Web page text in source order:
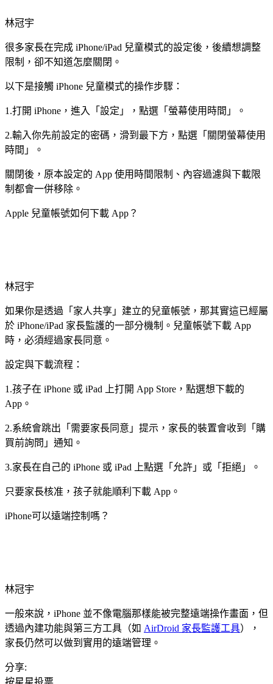
林冠宇
很多家長在完成 iPhone/iPad 兒童模式的設定後，後續想調整
限制，卻不知道怎麼關閉。
以下是接觸 iPhone 兒童模式的操作步驟：
1.打開 iPhone，進入「設定」，點選「螢幕使用時間」。
2.輸入你先前設定的密碼，滑到最下方，點選「關閉螢幕使用
時間」。
關閉後，原本設定的 App 使用時間限制、內容過濾與下載限
制都會一併移除。
Apple 兒童帳號如何下載 App？
林冠宇
如果你是透過「家人共享」建立的兒童帳號，那其實這已經屬
於 iPhone/iPad 家長監護的一部分機制。兒童帳號下載 App
時，必須經過家長同意。
設定與下載流程：
1.孩子在 iPhone 或 iPad 上打開 App Store，點選想下載的
App。
2.系統會跳出「需要家長同意」提示，家長的裝置會收到「購
買前詢問」通知。
3.家長在自己的 iPhone 或 iPad 上點選「允許」或「拒絕」。
只要家長核准，孩子就能順利下載 App。
iPhone可以遠端控制嗎？
林冠宇
一般來說，iPhone 並不像電腦那樣能被完整遠端操作畫面，但
透過內建功能與第三方工具（如 AirDroid 家長監護工具），
家長仍然可以做到實用的遠端管理。
分享: